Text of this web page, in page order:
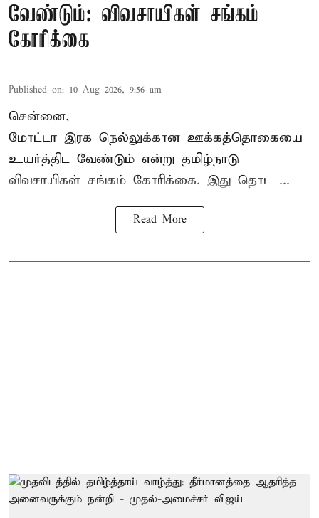
வேண்டும்: விவசாயிகள் சங்கம்
கோரிக்கை
Published on: 10 Aug 2026, 9:56 am
சென்னை,
மோட்டா இரக நெல்லுக்கான ஊக்கத்தொகையை
உயர்த்திட வேண்டும் என்று தமிழ்நாடு
விவசாயிகள் சங்கம் கோரிக்கை. இது தொட ...
Read More